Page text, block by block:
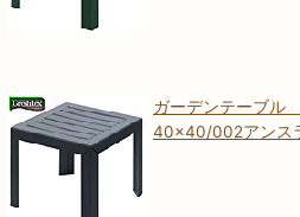
ガーデンテーブル
40×40/002アンス